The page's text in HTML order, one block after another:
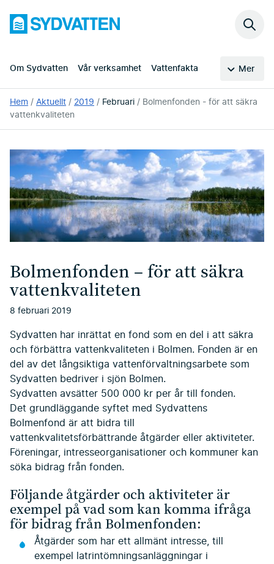
huvudinnehållet
Sydvatten
Om Sydvatten Vår verksamhet Vattenfakta Mer
Sök
Du
är
här:
Hem Aktuellt 2019 Februari
Bolmenfonden - för att säkra
vattenkvaliteten
Bolmenfonden – för att säkra
vattenkvaliteten
8 februari 2019
Sydvatten har inrättat en fond som en del i att säkra
och förbättra vattenkvaliteten i Bolmen. Fonden är en
del av det långsiktiga vattenförvaltningsarbete som
Sydvatten bedriver i sjön Bolmen.
Sydvatten avsätter 500 000 kr per år till fonden.
Det grundläggande syftet med Sydvattens
Bolmenfond är att bidra till
vattenkvalitetsförbättrande åtgärder eller aktiviteter.
Föreningar, intresseorganisationer och kommuner kan
söka bidrag från fonden.
Följande åtgärder och aktiviteter är
exempel på vad som kan komma ifråga
för bidrag från Bolmenfonden:
Åtgärder som har ett allmänt intresse, till
exempel latrintömningsanläggningar i